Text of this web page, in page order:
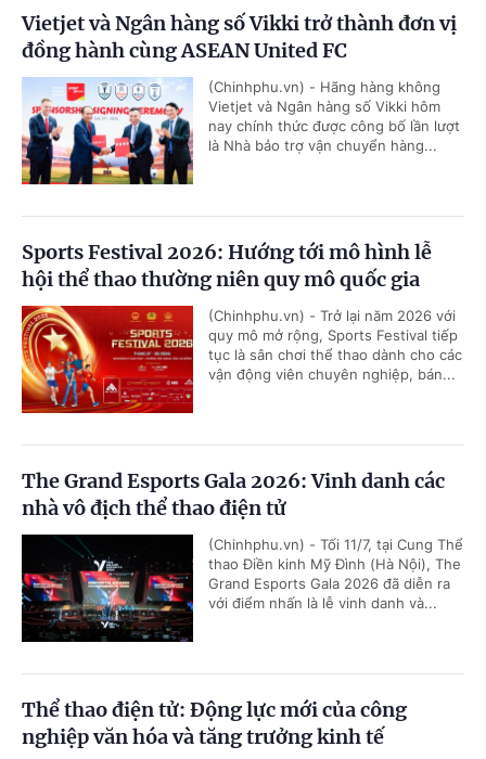
Vietjet và Ngân hàng số Vikki trở thành đơn vị
đồng hành cùng ASEAN United FC
(Chinhphu.vn) - Hãng hàng không
Vietjet và Ngân hàng số Vikki hôm
nay chính thức được công bố lần lượt
là Nhà bảo trợ vận chuyển hàng...
Sports Festival 2026: Hướng tới mô hình lễ
hội thể thao thường niên quy mô quốc gia
(Chinhphu.vn) - Trở lại năm 2026 với
quy mô mở rộng, Sports Festival tiếp
tục là sân chơi thể thao dành cho các
vận động viên chuyên nghiệp, bán...
The Grand Esports Gala 2026: Vinh danh các
nhà vô địch thể thao điện tử
(Chinhphu.vn) - Tối 11/7, tại Cung Thể
thao Điền kinh Mỹ Đình (Hà Nội), The
Grand Esports Gala 2026 đã diễn ra
với điểm nhấn là lễ vinh danh và...
Thể thao điện tử: Động lực mới của công
nghiệp văn hóa và tăng trưởng kinh tế